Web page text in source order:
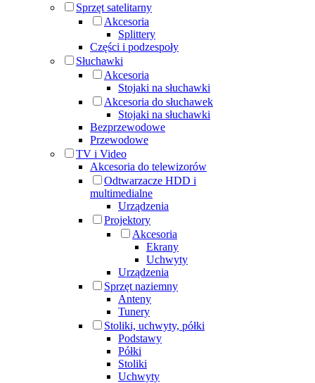
Sprzęt satelitarny
Akcesoria
Splittery
Części i podzespoły
Słuchawki
Akcesoria
Stojaki na słuchawki
Akcesoria do słuchawek
Stojaki na słuchawki
Bezprzewodowe
Przewodowe
TV i Video
Akcesoria do telewizorów
Odtwarzacze HDD i
multimedialne
Urządzenia
Projektory
Akcesoria
Ekrany
Uchwyty
Urządzenia
Sprzęt naziemny
Anteny
Tunery
Stoliki, uchwyty, półki
Podstawy
Półki
Stoliki
Uchwyty